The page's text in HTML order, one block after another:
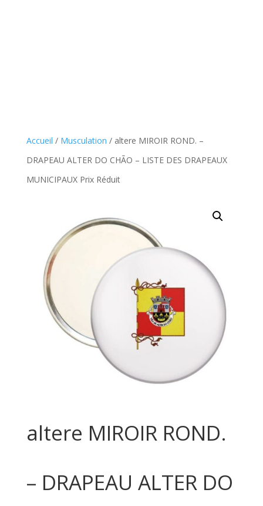
Accueil / Musculation / altere MIROIR ROND. –
DRAPEAU ALTER DO CHÃO – LISTE DES DRAPEAUX
MUNICIPAUX Prix Réduit
altere MIROIR ROND.
– DRAPEAU ALTER DO